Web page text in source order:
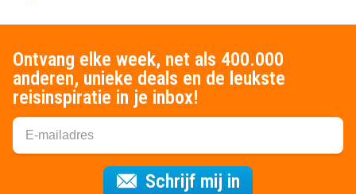
Ontvang elke week, net als 400.000
anderen, unieke deals en de leukste
reisinspiratie in je inbox!
Schrijf mij in